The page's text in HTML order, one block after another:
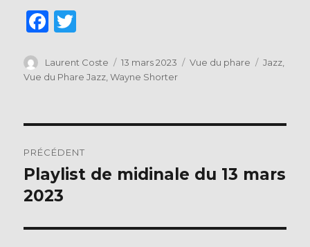
F
c
e
o
o
k
it
te
Auteur
Laurent Coste
Publié
le
13 mars 2023 Catégories
Vue du phare Étiquettes
Jazz,
Vue du Phare Jazz,Wayne Shorter
de
l’article
PRÉCÉDENT
Publication
précédente :
Playlist de midinale du 13 mars
2023